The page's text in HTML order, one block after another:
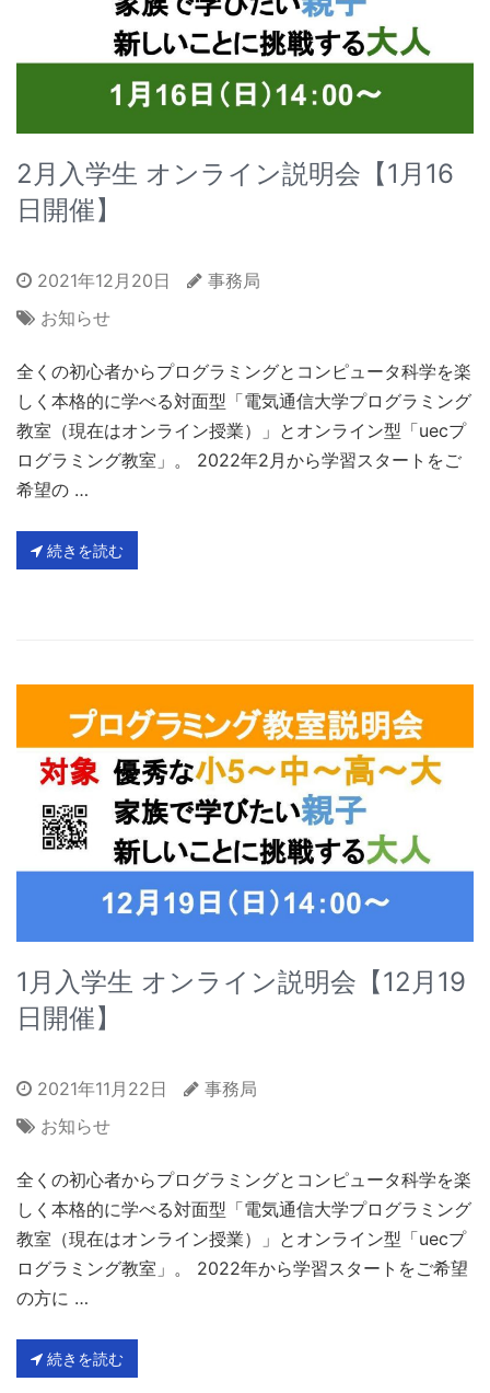
2月入学生 オンライン説明会【1月16
日開催】
2021年12月20日
事務局
お知らせ
全くの初心者からプログラミングとコンピュータ科学を楽
しく本格的に学べる対面型「電気通信大学プログラミング
教室（現在はオンライン授業）」とオンライン型「uecプ
ログラミング教室」。 2022年2月から学習スタートをご
希望の …
続きを読む
1月入学生 オンライン説明会【12月19
日開催】
2021年11月22日
事務局
お知らせ
全くの初心者からプログラミングとコンピュータ科学を楽
しく本格的に学べる対面型「電気通信大学プログラミング
教室（現在はオンライン授業）」とオンライン型「uecプ
ログラミング教室」。 2022年から学習スタートをご希望
の方に …
続きを読む